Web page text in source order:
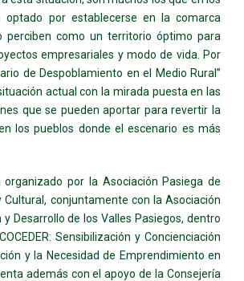
optado por establecerse en la comarca
perciben como un territorio óptimo para
empresariales y modo de vida. Por
de Despoblamiento en el Medio Rural”
actual con la mirada puesta en las
que se pueden aportar para revertir la
los pueblos donde el escenario es más
organizado por la Asociación Pasiega de
Cultural, conjuntamente con la Asociación
Desarrollo de los Valles Pasiegos, dentro
Sensibilización y Concienciación
y la Necesidad de Emprendimiento en
además con el apoyo de la Consejería